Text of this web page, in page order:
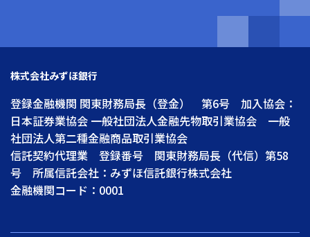
株式会社みずほ銀行
登録金融機関 関東財務局長（登金） 第6号 加入協会：
日本証券業協会 一般社団法人金融先物取引業協会 一般
社団法人第二種金融商品取引業協会
信託契約代理業 登録番号 関東財務局長（代信）第58
号 所属信託会社：みずほ信託銀行株式会社
金融機関コード：0001